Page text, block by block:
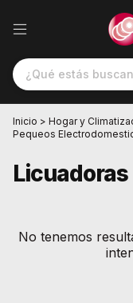
Inicio > Hogar y
Pequeos
Licuadoras
No tenemos